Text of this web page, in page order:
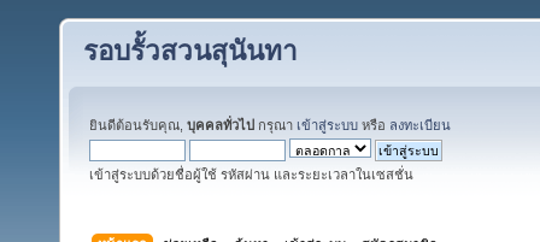
รอบรั้วสวนสุนันทา
ยินดีต้อนรับคุณ, บุคคลทั่วไป กรุณา เข้าสู่ระบบ หรือ ลงทะเบียน
เข้าสู่ระบบด้วยชื่อผู้ใช้ รหัสผ่าน และระยะเวลาในเซสชั่น